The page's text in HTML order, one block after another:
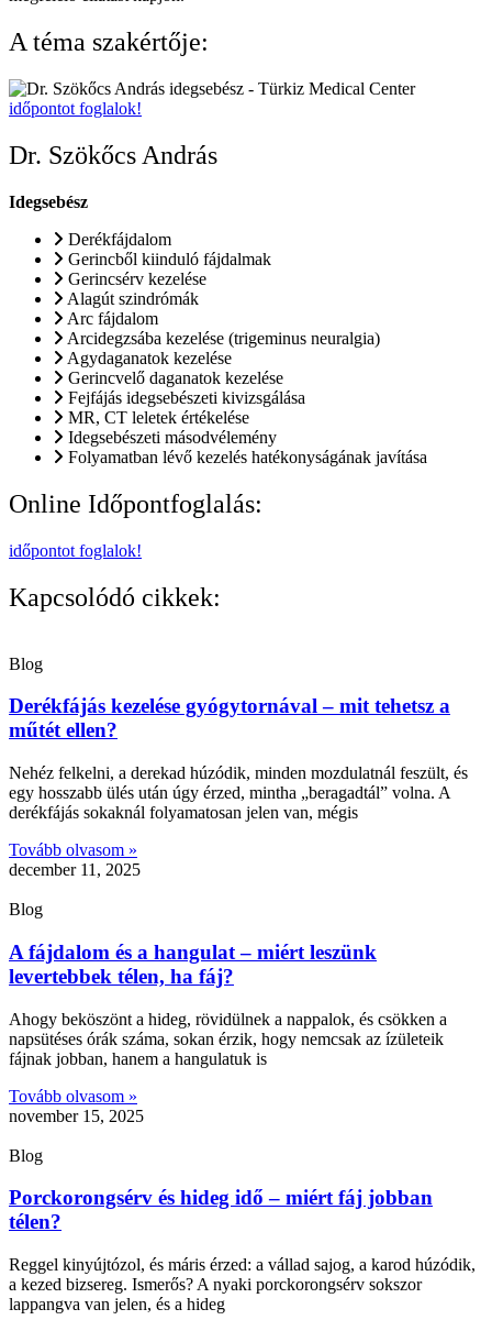
A téma szakértője:
időpontot foglalok!
Dr. Szökőcs András
Idegsebész
Derékfájdalom
Gerincből kiinduló fájdalmak
Gerincsérv kezelése
Alagút szindrómák
Arc fájdalom
Arcidegzsába kezelése (trigeminus neuralgia)
Agydaganatok kezelése
Gerincvelő daganatok kezelése
Fejfájás idegsebészeti kivizsgálása
MR, CT leletek értékelése
Idegsebészeti másodvélemény
Folyamatban lévő kezelés hatékonyságának javítása
Online Időpontfoglalás:
időpontot foglalok!
Kapcsolódó cikkek:
Blog
Derékfájás kezelése gyógytornával – mit tehetsz a
műtét ellen?
Nehéz felkelni, a derekad húzódik, minden mozdulatnál feszült, és
egy hosszabb ülés után úgy érzed, mintha „beragadtál” volna. A
derékfájás sokaknál folyamatosan jelen van, mégis
Tovább olvasom »
december 11, 2025
Blog
A fájdalom és a hangulat – miért leszünk
levertebbek télen, ha fáj?
Ahogy beköszönt a hideg, rövidülnek a nappalok, és csökken a
napsütéses órák száma, sokan érzik, hogy nemcsak az ízületeik
fájnak jobban, hanem a hangulatuk is
Tovább olvasom »
november 15, 2025
Blog
Porckorongsérv és hideg idő – miért fáj jobban
télen?
Reggel kinyújtózol, és máris érzed: a vállad sajog, a karod húzódik,
a kezed bizsereg. Ismerős? A nyaki porckorongsérv sokszor
lappangva van jelen, és a hideg